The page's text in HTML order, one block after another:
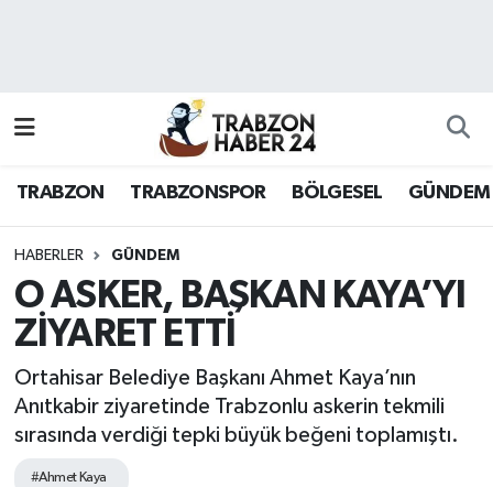
TRABZON TRABZONSPOR BÖLGESEL GÜNDEM
HABERLER GÜNDEM
O ASKER, BAŞKAN KAYA’YI
ZİYARET ETTİ
Ortahisar Belediye Başkanı Ahmet Kaya’nın
Anıtkabir ziyaretinde Trabzonlu askerin tekmili
sırasında verdiği tepki büyük beğeni toplamıştı.
#Ahmet Kaya
Hava Durumu
Namaz Vakitleri
Trafik Durumu
Süper Lig Puan Durumu ve Fikstür
Son Dakika Haberleri
Haber Arşivi